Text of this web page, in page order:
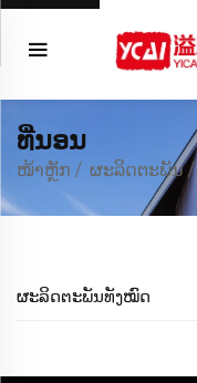
ທີ່ນອນ
ໜ້າຫຼັກ / ຜະລິດຕະພັນ/
ຜະລິດຕະພັນທັງໝົດ